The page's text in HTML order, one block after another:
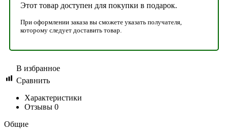
Этот товар доступен для покупки в подарок.
При оформлении заказа вы сможете указать получателя,
которому следует доставить товар.
В избранное
Сравнить
Характеристики
Отзывы 0
Общие